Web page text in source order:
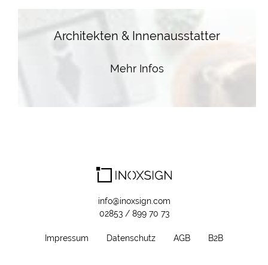
Architekten & Innenausstatter
Mehr Infos
info@inoxsign.com
02853 / 899 70 73
Impressum Datenschutz AGB B2B